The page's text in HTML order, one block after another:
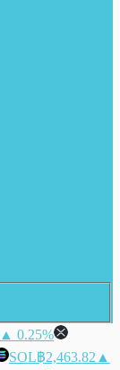
▲ 0.25%
SOL฿2,463.82 ▲